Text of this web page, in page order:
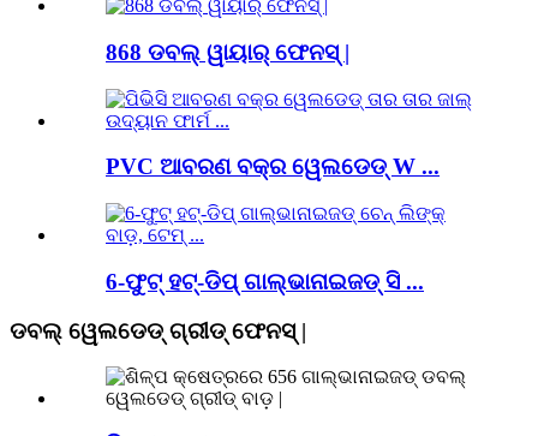
868 ଡବଲ୍ ୱାୟାର୍ ଫେନସ୍ |
PVC ଆବରଣ ବକ୍ର ୱେଲଡେଡ୍ W ...
6-ଫୁଟ୍ ହଟ୍-ଡିପ୍ ଗାଲ୍ଭାନାଇଜଡ୍ ସି ...
ଡବଲ୍ ୱେଲଡେଡ୍ ଗ୍ରୀଡ୍ ଫେନସ୍ |